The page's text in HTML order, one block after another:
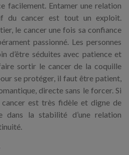
facilement. Entamer une relation
du cancer est tout un exploit.
le cancer une fois sa confiance
passionné. Les personnes
d’être séduites avec patience et
sortir le cancer de la coquille
se protéger, il faut être patient,
directe sans le forcer. Si
est très fidèle et digne de
dans la stabilité d’une relation